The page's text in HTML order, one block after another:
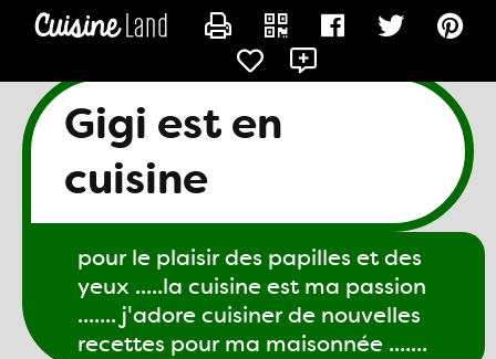
Gigi est en
cuisine
pour le plaisir des papilles et des
yeux .....la cuisine est ma passion
....... j'adore cuisiner de nouvelles
recettes pour ma maisonnée .......
CONTACTER GIGI61